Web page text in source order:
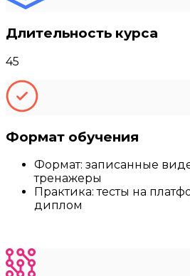
Длительность курса
45
Формат обучения
Формат: записанные
тренажеры
Практика: тесты на
диплом